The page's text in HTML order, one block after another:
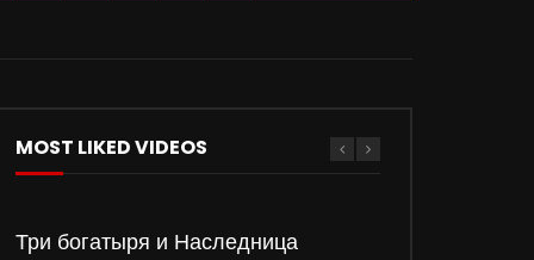
MOST LIKED VIDEOS
Три богатыря и Наследница